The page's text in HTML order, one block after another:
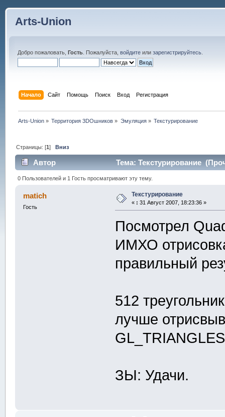
Arts-Union
Добро пожаловать, Гость. Пожалуйста, войдитеили зарегистрируйтесь.
Начало Сайт Помощь Поиск Вход Регистрация
Arts-Union » Территория 3DOшников » Эмуляция» Текстурирование
Страницы: [1]Вниз
Автор Тема: Текстурирование
0 Пользователей и 1 Гость просматривают эту тему.
matich
Гость
Текстурирование
« : 31 Август 2007, 18:23:36 »
Посмотрел
ИМХО
правильный
512
лучше
ЗЫ: Удачи.